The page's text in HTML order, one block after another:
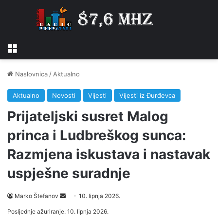
Naslovnica / Aktualno
Aktualno Novosti Vijesti Vijesti iz Đurđevca
Prijateljski susret Malog
princa i Ludbreškog sunca:
Razmjena iskustava i nastavak
uspješne suradnje
Marko Štefanov
e
10. lipnja 2026.
Posljednje ažuriranje: 10. lipnja 2026.